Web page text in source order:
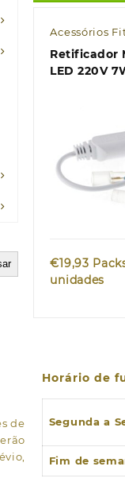
Acessórios
Retificador
LED 220V
€19,93
unidades
de
Horário de
Segunda a
Fim de